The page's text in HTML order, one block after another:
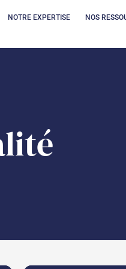
OUVRIR VOTRE
NOTRE EXPERTISE NOS